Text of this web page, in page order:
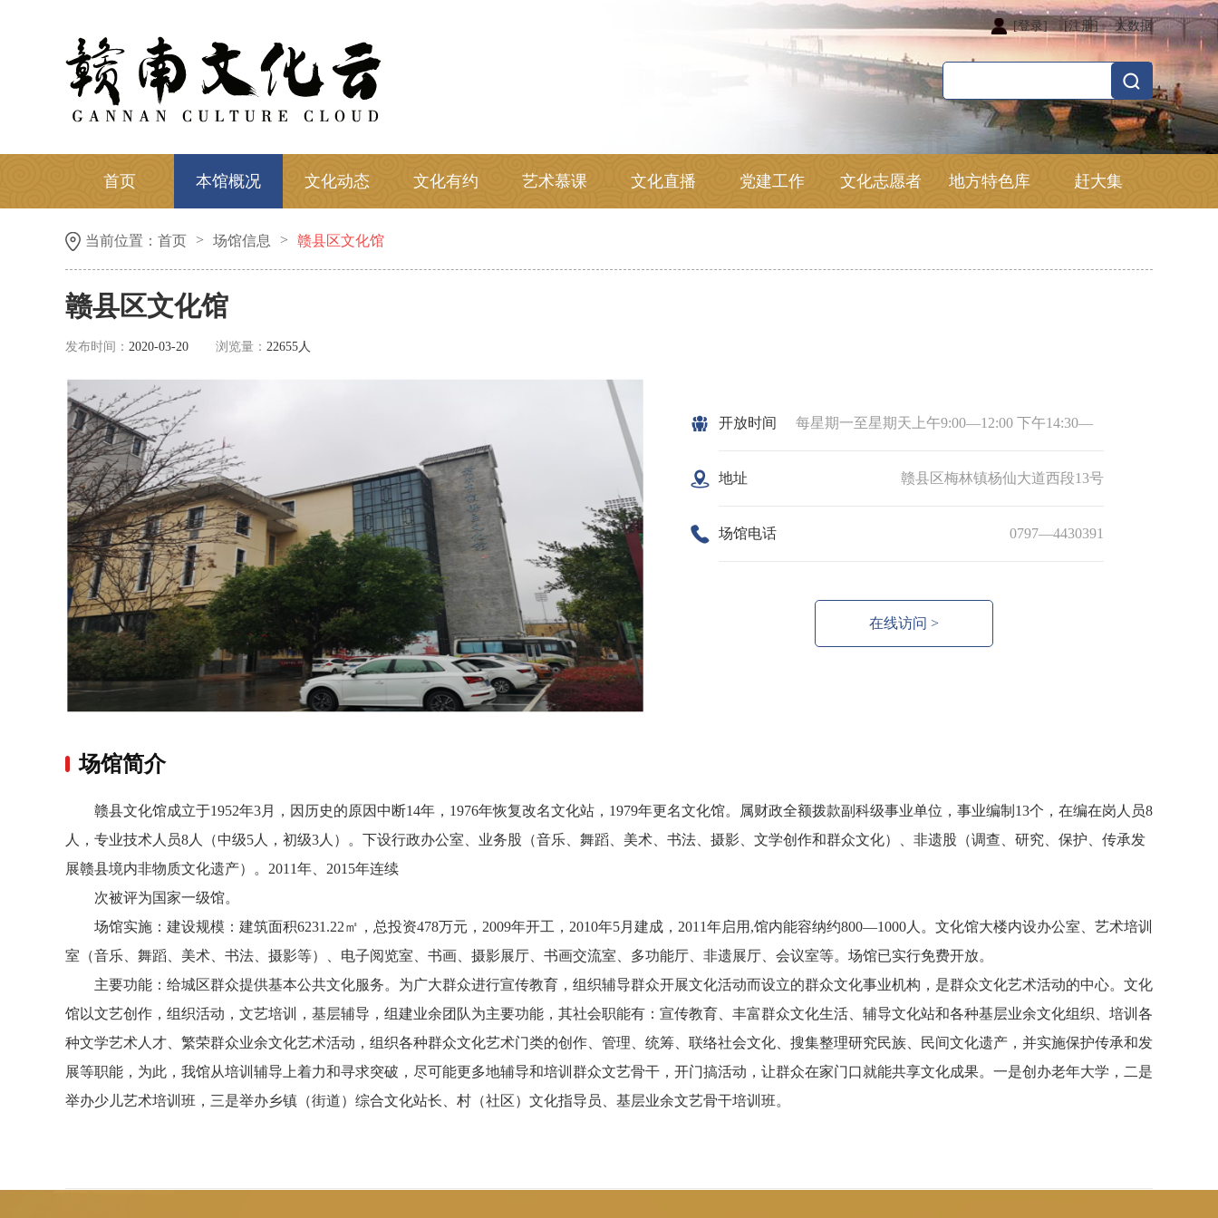
大数据
[注册]
[登录]
首页 本馆概况 文化动态 文化有约 艺术慕课 文化直播 党建工作 文化志愿者 地方特色库 赶大集
当前位置： 首页 > 场馆信息 > 赣县区文化馆
赣县区文化馆
发布时间： 2020-03-20 浏览量： 22655人
开放时间 每星期一至星期天上午9:00—12:00 下午14:30—
地址 赣县区梅林镇杨仙大道西段13号
场馆电话 0797—4430391
在线访问 >
场馆简介
赣县文化馆成立于1952年3月，因历史的原因中断14年，1976年恢复改名文化站，1979年更名文化馆。属财政全额拨款副科级事业单位，事业编制13个，在编在岗人员8
人，专业技术人员8人（中级5人，初级3人）。下设行政办公室、业务股（音乐、舞蹈、美术、书法、摄影、文学创作和群众文化）、非遗股（调查、研究、保护、传承发
展赣县境内非物质文化遗产）。2011年、2015年连续
次被评为国家一级馆。
场馆实施：建设规模：建筑面积6231.22㎡，总投资478万元，2009年开工，2010年5月建成，2011年启用,馆内能容纳约800—1000人。文化馆大楼内设办公室、艺术培训
室（音乐、舞蹈、美术、书法、摄影等）、电子阅览室、书画、摄影展厅、书画交流室、多功能厅、非遗展厅、会议室等。场馆已实行免费开放。
主要功能：给城区群众提供基本公共文化服务。为广大群众进行宣传教育，组织辅导群众开展文化活动而设立的群众文化事业机构，是群众文化艺术活动的中心。文化
馆以文艺创作，组织活动，文艺培训，基层辅导，组建业余团队为主要功能，其社会职能有：宣传教育、丰富群众文化生活、辅导文化站和各种基层业余文化组织、培训各
种文学艺术人才、繁荣群众业余文化艺术活动，组织各种群众文化艺术门类的创作、管理、统筹、联络社会文化、搜集整理研究民族、民间文化遗产，并实施保护传承和发
展等职能，为此，我馆从培训辅导上着力和寻求突破，尽可能更多地辅导和培训群众文艺骨干，开门搞活动，让群众在家门口就能共享文化成果。一是创办老年大学，二是
举办少儿艺术培训班，三是举办乡镇（街道）综合文化站长、村（社区）文化指导员、基层业余文艺骨干培训班。